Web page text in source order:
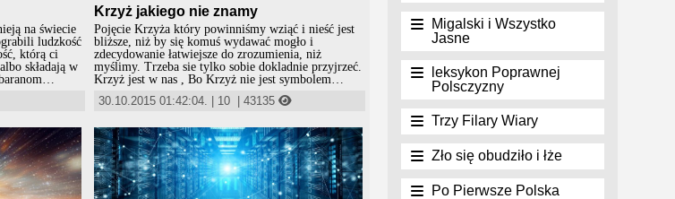
na świecie
ludzkość
którą ci
składają w
po prostu ubić
tak też i
Krzyż jakiego nie znamy
Pojęcie Krzyża który powinniśmy wziąć i nieść jest
bliższe, niż by się komuś wydawać mogło i
zdecydowanie łatwiejsze do zrozumienia, niż
myślimy. Trzeba sie tylko sobie dokladnie przyjrzeć.
Krzyż jest w nas , Bo Krzyż nie jest symbolem
To przede wszystkim nauka.
30.10.2015 01:42:04. 10 43135
Migalski i Wszystko
Jasne
leksykon Poprawnej
Polsczyzny
Trzy Filary Wiary
Zło się obudziło i łże
Po Pierwsze Polska